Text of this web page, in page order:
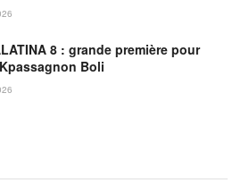
8 : grande première pour
Boli